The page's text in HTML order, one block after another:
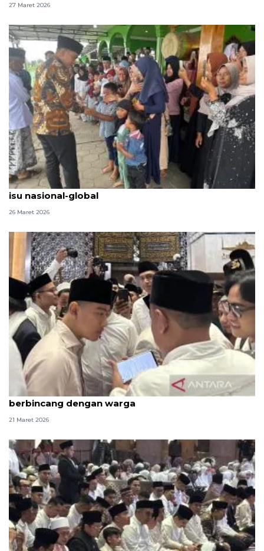
27 Maret 2026
Wapres silaturahmi ke PCNU Karanganyar, bahas
isu nasional-global
26 Maret 2026
Usai salat Id, Gibran sempatkan "selfie" dan
berbincang dengan warga
21 Maret 2026